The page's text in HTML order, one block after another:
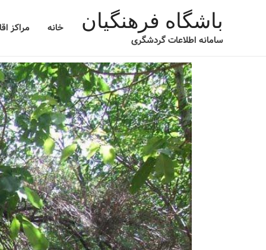
باشگاه فرهنگیان
سامانه اطلاعات گردشگری
خانه مراکز